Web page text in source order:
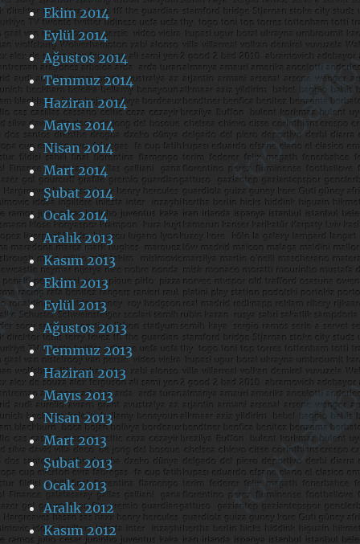
Ekim 2014
Eylül 2014
Ağustos 2014
Temmuz 2014
Haziran 2014
Mayıs 2014
Nisan 2014
Mart 2014
Şubat 2014
Ocak 2014
Aralık 2013
Kasım 2013
Ekim 2013
Eylül 2013
Ağustos 2013
Temmuz 2013
Haziran 2013
Mayıs 2013
Nisan 2013
Mart 2013
Şubat 2013
Ocak 2013
Aralık 2012
Kasım 2012